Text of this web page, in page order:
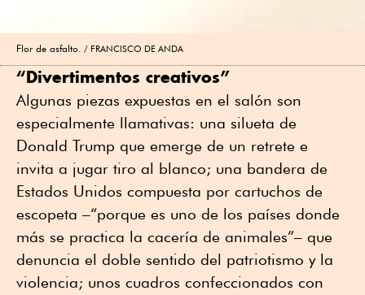
Flor de asfalto. FRANCISCO DE ANDA
“Divertimentos creativos”
Algunas piezas expuestas en el salón son
especialmente llamativas: una silueta de
Donald Trump que emerge de un retrete e
invita a jugar tiro al blanco; una bandera de
Estados Unidos compuesta por cartuchos de
escopeta –“porque es uno de los países donde
más se practica la cacería de animales”– que
denuncia el doble sentido del patriotismo y la
violencia; unos cuadros confeccionados con